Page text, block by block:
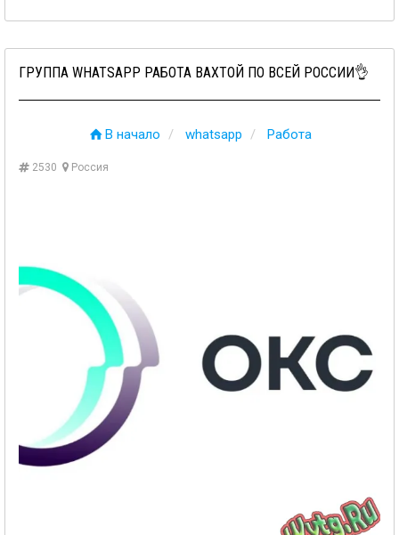
ГРУППА WHATSAPP РАБОТА ВАХТОЙ ПО ВСЕЙ РОССИИ👌
В начало whatsapp Работа
2530 Россия